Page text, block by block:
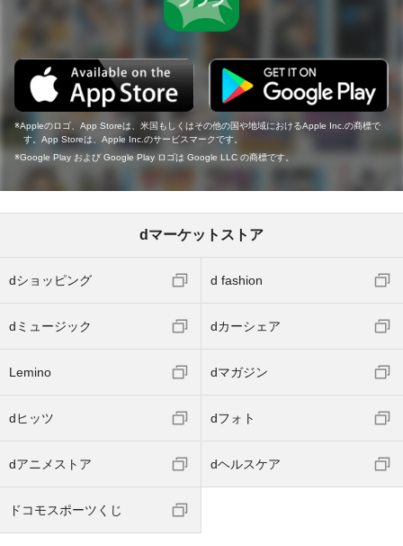
Appleのロゴ、App Storeは、米国もしくはその他の国や地域におけるApple Inc.の商標で
す。App Storeは、Apple Inc.のサービスマークです。
Google Play および Google Play ロゴは Google LLC の商標です。
dマーケットストア
dショッピング d fashion
dミュージック dカーシェア
Lemino dマガジン
dヒッツ dフォト
dアニメストア dヘルスケア
ドコモスポーツくじ